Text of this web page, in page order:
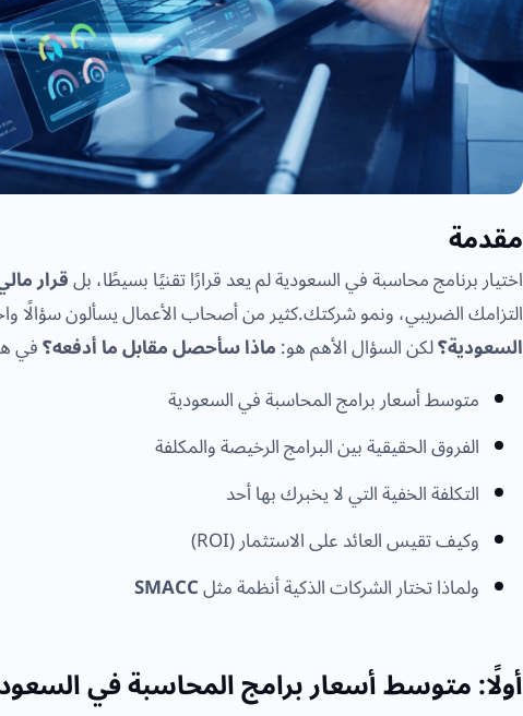
مقدمة
اختيار برنامج محاسبة في السعودية لم يعد قرارًا تقنيًا بسيطًا، بلقرار
التزامك الضريبي، ونمو شركتك.كثير من أصحاب الأعمال يسألون سؤالًا
السعودية؟لكن السؤال الأهم هو:ماذا سأحصل مقابل ما أدفعه؟في
متوسط أسعار برامج المحاسبة في السعودية
الفروق الحقيقية بين البرامج الرخيصة والمكلفة
التكلفة الخفية التي لا يخبرك بها أحد
وكيف تقيس العائد على الاستثمار (ROI)
ولماذا تختار الشركات الذكية أنظمة مثلSMACC
أولًا: متوسط أسعار برامج المحاسبة في